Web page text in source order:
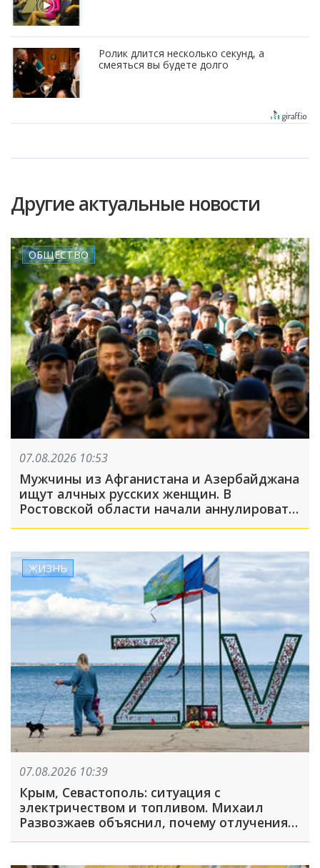
Ролик длится несколько секунд, а
смеяться вы будете долго
Другие актуальные новости
ОБЩЕСТВО
07.08.2026 10:53
Мужчины из Афганистана и Азербайджана
ищут алчных русских женщин. В
Ростовской области начали аннулировать
гражданство из-за фиктивных браков
ЖИЗНЬ
07.08.2026 10:39
Крым, Севастополь: ситуация с
электричеством и топливом. Михаил
Развозжаев объяснил, почему отлучения
света носят массовый характер